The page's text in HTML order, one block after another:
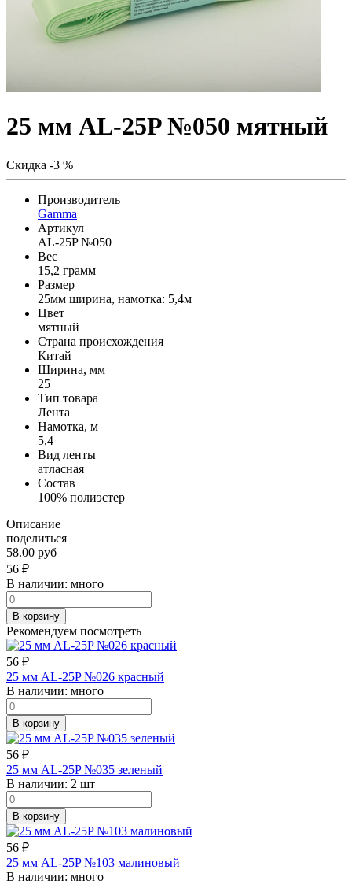
25 мм AL-25P №050 мятный
Скидка -3 %
Производитель
Gamma
Артикул
AL-25P №050
Вес
15,2 грамм
Размер
25мм ширина, намотка: 5,4м
Цвет
мятный
Страна происхождения
Китай
Ширина, мм
25
Тип товара
Лента
Намотка, м
5,4
Вид ленты
атласная
Состав
100% полиэстер
Описание
поделиться
58.00 руб
56 ₽
В наличии: много
В корзину
Рекомендуем посмотреть
56 ₽
25 мм AL-25P №026 красный
В наличии: много
В корзину
56 ₽
25 мм AL-25P №035 зеленый
В наличии: 2 шт
В корзину
56 ₽
25 мм AL-25P №103 малиновый
В наличии: много